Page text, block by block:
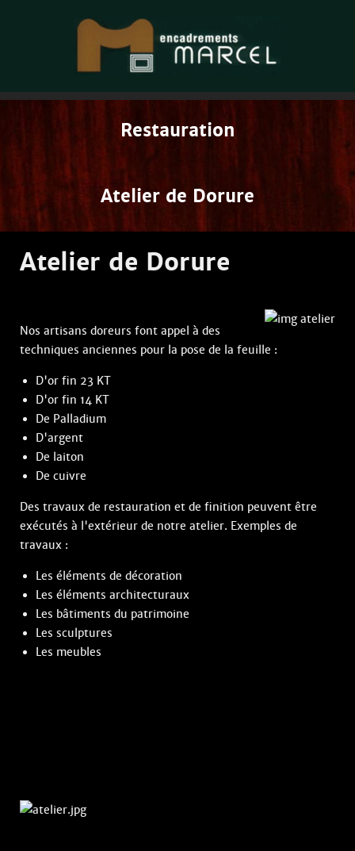
Restauration
Atelier de Dorure
Atelier de Dorure
Nos artisans doreurs font appel à des
techniques anciennes pour la pose de la feuille :
D'or fin 23 KT
D'or fin 14 KT
De Palladium
D'argent
De laiton
De cuivre
Des travaux de restauration et de finition peuvent être
exécutés à l'extérieur de notre atelier. Exemples de
travaux :
Les éléments de décoration
Les éléments architecturaux
Les bâtiments du patrimoine
Les sculptures
Les meubles